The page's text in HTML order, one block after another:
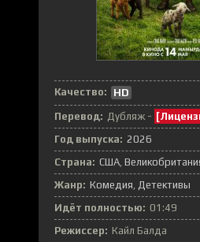
Качество:
HD
Перевод: Дубляж -
Год выпуска: 2026
Страна: США
Жанр: Комедия Детективы
Идёт полностью: 01:49
Режиссер: Кайл Балда